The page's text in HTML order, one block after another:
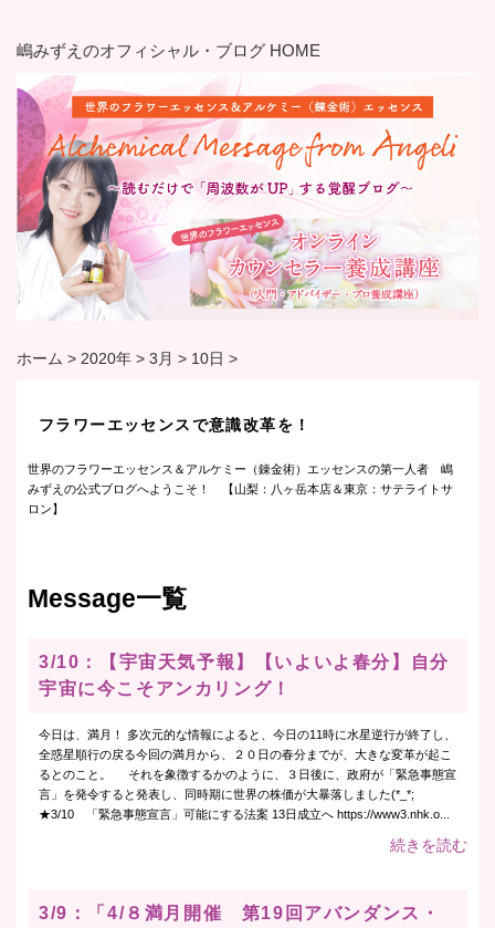
嶋みずえのオフィシャル・ブログ HOME
ホーム > 2020年 > 3月 > 10日 >
フラワーエッセンスで意識改革を！
世界のフラワーエッセンス＆アルケミー（錬金術）エッセンスの第一人者 嶋
みずえの公式ブログへようこそ！ 【山梨：八ヶ岳本店＆東京：サテライトサ
ロン】
Message一覧
3/10：【宇宙天気予報】【いよいよ春分】自分
宇宙に今こそアンカリング！
今日は、満月！ 多次元的な情報によると、今日の11時に水星逆行が終了し、
全惑星順行の戻る今回の満月から、２０日の春分までが、大きな変革が起こ
るとのこと。 それを象徴するかのように、３日後に、政府が「緊急事態宣
言」を発令すると発表し、同時期に世界の株価が大暴落しました(*_*;
★3/10 「緊急事態宣言」可能にする法案 13日成立へ https://www3.nhk.o...
続きを読む
3/9：「4/８満月開催 第19回アバンダンス・